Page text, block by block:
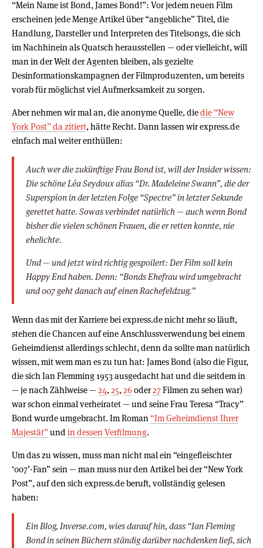
“Mein Name ist Bond, James Bond!”: Vor jedem neuen Film
erscheinen jede Menge Artikel über “angebliche” Titel, die
Handlung, Darsteller und Interpreten des Titelsongs, die sich
im Nachhinein als Quatsch herausstellen — oder vielleicht, will
man in der Welt der Agenten bleiben, als gezielte
Desinformationskampagnen der Filmproduzenten, um bereits
vorab für möglichst viel Aufmerksamkeit zu sorgen.
Aber nehmen wir mal an, die anonyme Quelle, diedie “New
York Post” da zitiert, hätte Recht. Dann lassen wir express.de
einfach mal weiter enthüllen:
Auch wer die zukünftige Frau Bond ist, will der Insider wissen:
Die schöne Léa Seydoux alias “Dr. Madeleine Swann”, die der
Superspion in der letzten Folge “Spectre” in letzter Sekunde
gerettet hatte. Sowas verbindet natürlich — auch wenn Bond
bisher die vielen schönen Frauen, die er retten konnte, nie
ehelichte.
Und — und jetzt wird richtig gespoilert: Der Film soll kein
Happy End haben. Denn: “Bonds Ehefrau wird umgebracht
und 007 geht danach auf einen Rachefeldzug.”
Wenn das mit der Karriere bei express.de nicht mehr so läuft,
stehen die Chancen auf eine Anschlussverwendung bei einem
Geheimdienst allerdings schlecht, denn da sollte man natürlich
wissen, mit wem man es zu tun hat: James Bond (also die Figur,
die sich Ian Flemming 1953 ausgedacht hat und die seitdem in
— je nach Zählweise —24,25,26oder27Filmen zu sehen war)
war schon einmal verheiratet — und seine Frau Teresa “Tracy”
Bond wurde umgebracht. Im Roman “Im Geheimdienst Ihrer
Majestät”undin dessen Verfilmung.
Um das zu wissen, muss man nicht mal ein “eingefleischter
‘007’-Fan” sein — man muss nur den Artikel bei der “New York
Post”, auf den sich express.de beruft, vollständig gelesen
haben:
Ein Blog, Inverse.com, wies darauf hin, dass “Ian Fleming
Bond in seinen Büchern ständig darüber nachdenken ließ, sich